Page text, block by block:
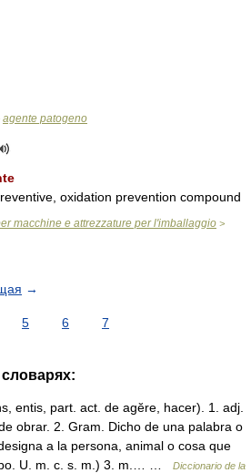
agente patogeno
oxidation prevention compound
macchine e attrezzature per l'imballaggio >
→
5 6 7
entis, part. act. de agĕre, hacer). 1. adj.
obrar. 2. Gram. Dicho de una palabra o
a la persona, animal o cosa que
U. m. c. s. m.) 3. m.… …
Diccionario de la